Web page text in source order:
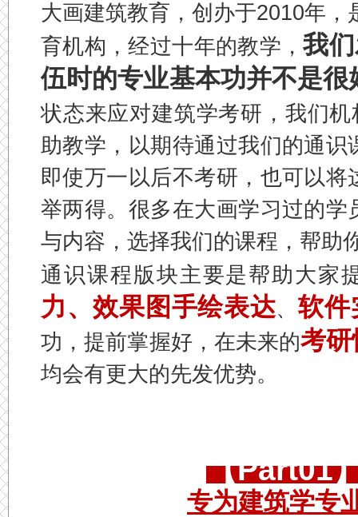
大画建筑教育，创办于2010年，
育机构，经过十年的教学，我
伍时的专业基本功并不是很
状态来应对建筑学考研，我们
助教学，以期待通过我们的通
即使万一以后不考研，也可以
举两得。 很多在大画学习过的学
与内容，选择我们的课程，帮助
通识课程版块主要是帮助大家
力、效果图手绘表达、软件
功，提前掌握好，在未来的考
均会有更大的先发优势。
【Part01
专为建筑学专